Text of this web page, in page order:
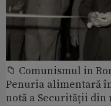
📁 Comunismul in
Penuria alimentară
notă a Securității din